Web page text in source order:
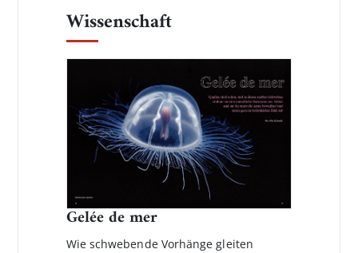
Wissenschaft
Gelée de mer
Wie schwebende Vorhänge gleiten